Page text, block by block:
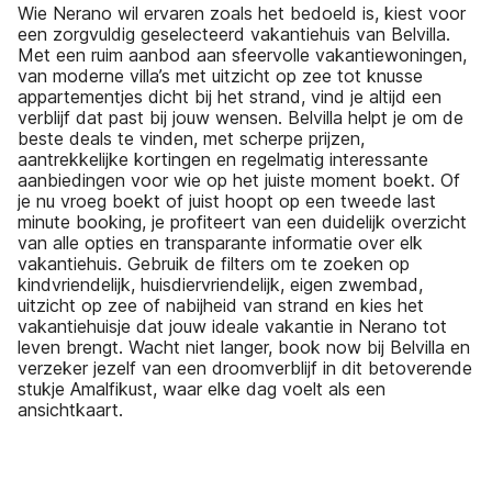
Wie Nerano wil ervaren zoals het bedoeld is, kiest voor
een zorgvuldig geselecteerd vakantiehuis van Belvilla.
Met een ruim aanbod aan sfeervolle vakantiewoningen,
van moderne villa’s met uitzicht op zee tot knusse
appartementjes dicht bij het strand, vind je altijd een
verblijf dat past bij jouw wensen. Belvilla helpt je om de
beste deals te vinden, met scherpe prijzen,
aantrekkelijke kortingen en regelmatig interessante
aanbiedingen voor wie op het juiste moment boekt. Of
je nu vroeg boekt of juist hoopt op een tweede last
minute booking, je profiteert van een duidelijk overzicht
van alle opties en transparante informatie over elk
vakantiehuis. Gebruik de filters om te zoeken op
kindvriendelijk, huisdiervriendelijk, eigen zwembad,
uitzicht op zee of nabijheid van strand en kies het
vakantiehuisje dat jouw ideale vakantie in Nerano tot
leven brengt. Wacht niet langer, book now bij Belvilla en
verzeker jezelf van een droomverblijf in dit betoverende
stukje Amalfikust, waar elke dag voelt als een
ansichtkaart.